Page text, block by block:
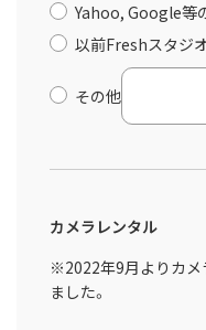
Yahoo, Google等
以前Freshスタジ
その他
カメラレンタル
※2022年9月よりカメ
ました。